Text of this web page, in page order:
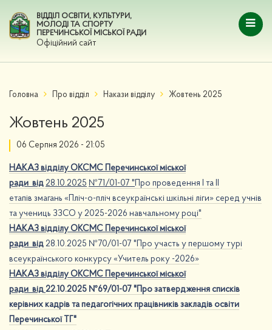
ВІДДІЛ ОСВІТИ, КУЛЬТУРИ,
МОЛОДІ ТА СПОРТУ
ПЕРЕЧИНСЬКОЇ МІСЬКОЇ РАДИ
Офіційний сайт
Головна Про відділ Накази відділу Жовтень 2025
Жовтень 2025
06 Серпня 2026 - 21:05
НАКАЗ відділу ОКСМС Перечинської міської
ради від 28.10.2025 №71/01-07 "Про проведення І та ІІ
етапів змагань «Пліч-о-пліч всеукраїнські шкільні ліги» серед учнів
та учениць ЗЗСО у 2025-2026 навчальному році"
НАКАЗ відділу ОКСМС Перечинської міської
ради від 28.10.2025 №70/01-07 "Про участь у першому турі
всеукраїнського конкурсу «Учитель року -2026»
НАКАЗ відділу ОКСМС Перечинської міської
ради від 22.10.2025 №69/01-07 "Про затвердження списків
керівних кадрів та педагогічних працівників закладів освіти
Перечинської ТГ"